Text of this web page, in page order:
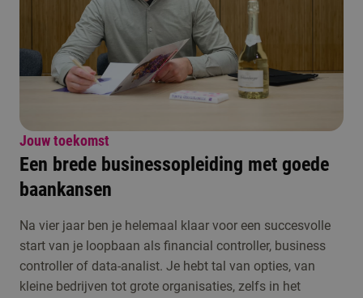
Jouw toekomst
Een brede businessopleiding met goede
baankansen
Na vier jaar ben je helemaal klaar voor een succesvolle
start van je loopbaan als financial controller, business
controller of data-analist. Je hebt tal van opties, van
kleine bedrijven tot grote organisaties, zelfs in het